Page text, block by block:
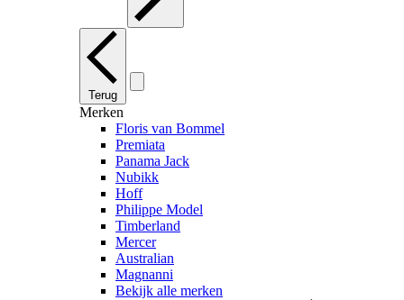
Terug
Merken
Floris van Bommel
Premiata
Panama Jack
Nubikk
Hoff
Philippe Model
Timberland
Mercer
Australian
Magnanni
Bekijk alle merken